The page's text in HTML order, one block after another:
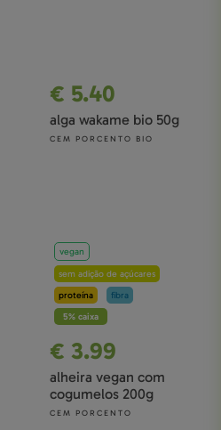
€ 5.40
alga wakame bio 50g
CEM PORCENTO BIO
vegan
sem adição de açúcares
proteína
fibra
5% caixa
€ 3.99
alheira vegan com
cogumelos 200g
CEM PORCENTO